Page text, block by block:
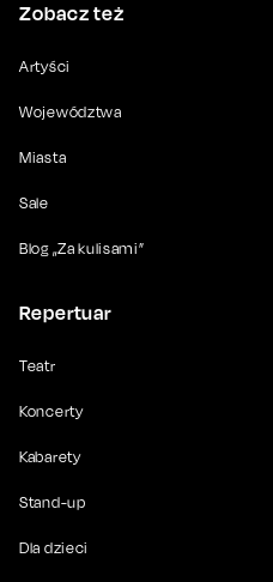
Zobacz też
Artyści
Województwa
Miasta
Sale
Blog „Za kulisami”
Repertuar
Teatr
Koncerty
Kabarety
Stand-up
Dla dzieci